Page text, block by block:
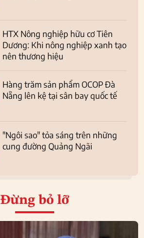
HTX Nông nghiệp hữu cơ Tiên
Dương: Khi nông nghiệp xanh tạo
nên thương hiệu
Hàng trăm sản phẩm OCOP Đà
Nẵng lên kệ tại sân bay quốc tế
"Ngôi sao" tỏa sáng trên những
cung đường Quảng Ngãi
Đừng bỏ lỡ